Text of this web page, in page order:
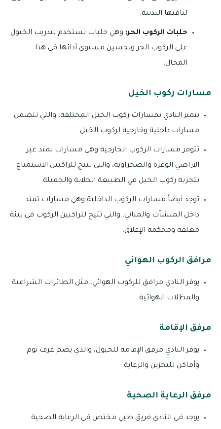
لياقتها البدنية.
حلبات الركوب الحر: وهي حلبات تستخدم لتدريب الخيول
على الركوب الحر وتحسين مستوى أدائها في هذا
المجال.
مسارات ركوب الخيل
يتميز النادي بمسارات ركوب الخيل المختلفة، والتي تتضمن
مسارات داخلية وخارجية لركوب الخيل.
تتوفر مسارات الركوب الخارجية وهي مسارات تمتد عبر
الأراضي الوعرة والصحراوية، والتي تتيح للراكبين الاستمتاع
بتجربة ركوب الخيل في الطبيعة الخلابة والجميلة.
توجد أيضاً مسارات الركوب الداخلية وهي مسارات تمتد
داخل المنشآت والمباني، والتي تتيح للراكبين الركوب في بيئة
مغلقة ومحكمة الإغلاق.
مرافق الركوب الهوائي
يوفر النادي مرافق للركوب الهوائي، مثل الطائرات الشراعية
والمظلات الهوائية.
مرفق الإقامة
يوفر النادي مرفق الإقامة للخيول، والذي يضم غرف نوم
وأماكن للتخزين والرعاية.
مرفق الرعاية الصحية
يوجد في النادي فريق طبي مختص في الرعاية الصحية